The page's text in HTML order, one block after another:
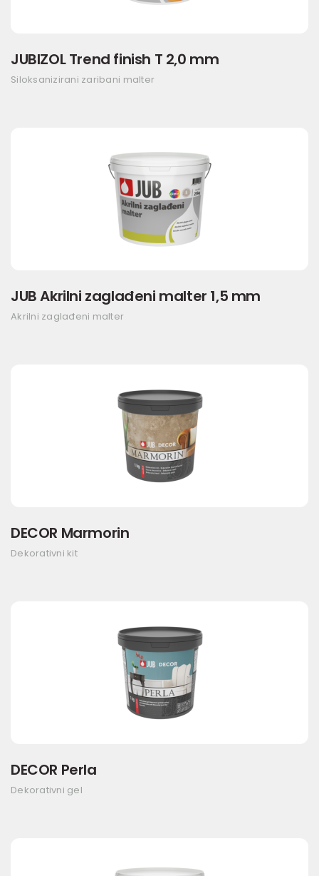
JUBIZOL Trend finish T 2,0 mm
Siloksanizirani zaribani malter
JUB Akrilni zaglađeni malter 1,5 mm
Akrilni zaglađeni malter
DECOR Marmorin
Dekorativni kit
DECOR Perla
Dekorativni gel